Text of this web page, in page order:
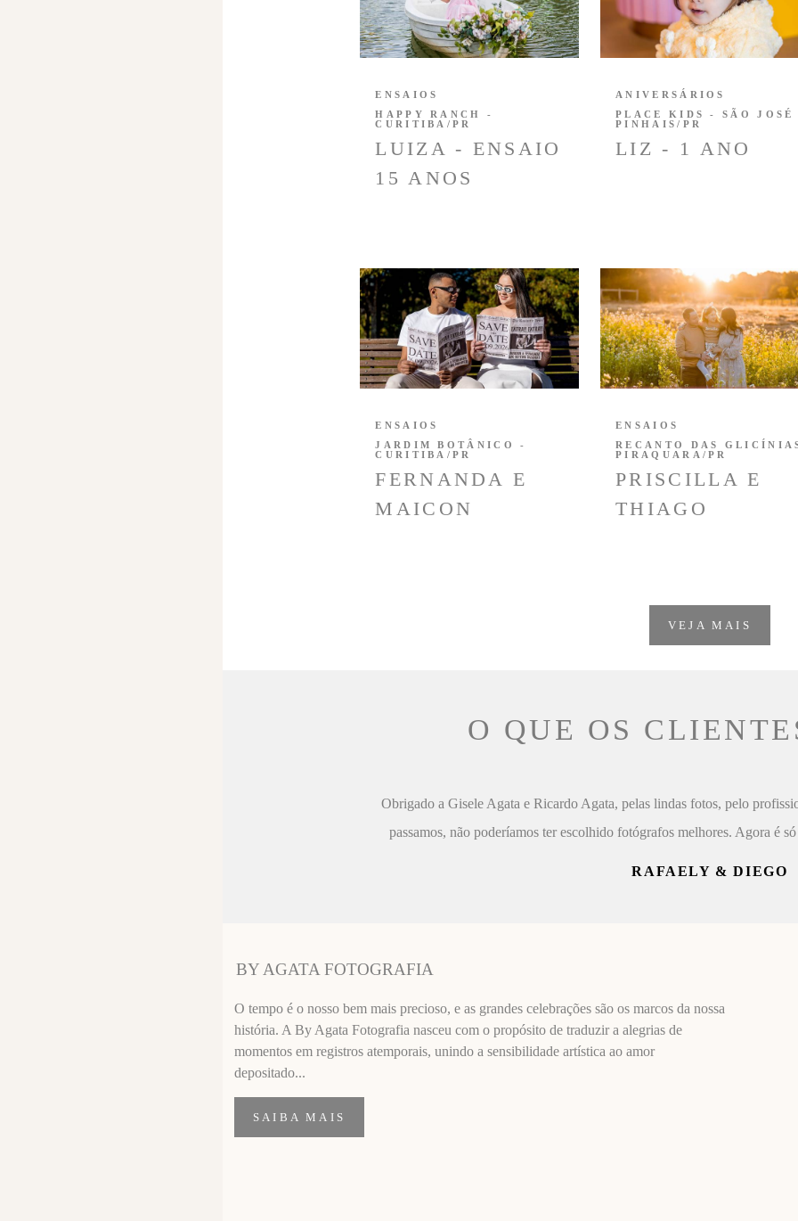
LUIZA - ENSAIO
15 ANOS
ENSAIOS
HAPPY RANCH -
CURITIBA/PR
LIZ - 1 ANO
ANIVERSÁRIOS
PLACE KIDS - SÃO JOSÉ
PINHAIS/PR
FERNANDA E
MAICON
ENSAIOS
JARDIM BOTÂNICO -
CURITIBA/PR
PRISCILLA E
THIAGO
ENSAIOS
RECANTO DAS
PIRAQUARA/PR
VEJA MAIS
O QUE OS
Obrigado a Gisele Agata e Ricardo Agata, pelas lindas fotos, pelo
passamos, não poderíamos ter escolhido fotógrafos melhores. Agora é
RAFAELY & DIEGO
BY AGATA FOTOGRAFIA
O tempo é o nosso bem mais precioso, e as grandes celebrações são os marcos da nossa
história. A By Agata Fotografia nasceu com o propósito de traduzir a alegrias de
momentos em registros atemporais, unindo a sensibilidade artística ao amor
depositado...
SAIBA MAIS